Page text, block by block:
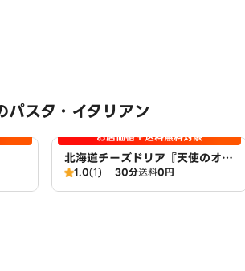
スタ・イタリアン
お店価格＋送料無料対象
北海道チーズドリア『天使のオー
ブン』浪岡店
1.0(1) 30分送料0円